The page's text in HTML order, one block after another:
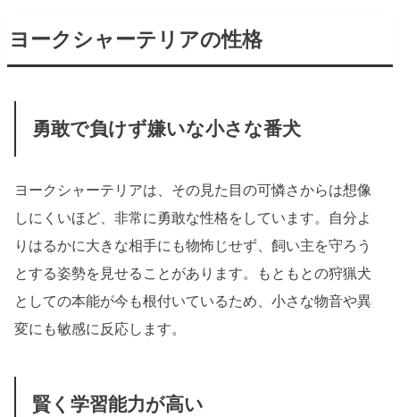
ヨークシャーテリアの性格
勇敢で負けず嫌いな小さな番犬
ヨークシャーテリアは、その見た目の可憐さからは想像
しにくいほど、非常に勇敢な性格をしています。自分よ
りはるかに大きな相手にも物怖じせず、飼い主を守ろう
とする姿勢を見せることがあります。もともとの狩猟犬
としての本能が今も根付いているため、小さな物音や異
変にも敏感に反応します。
賢く学習能力が高い